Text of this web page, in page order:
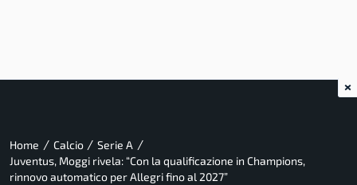
Home / Calcio / Serie A /
Juventus, Moggi rivela: “Con la qualificazione in Champions,
rinnovo automatico per Allegri fino al 2027”
×